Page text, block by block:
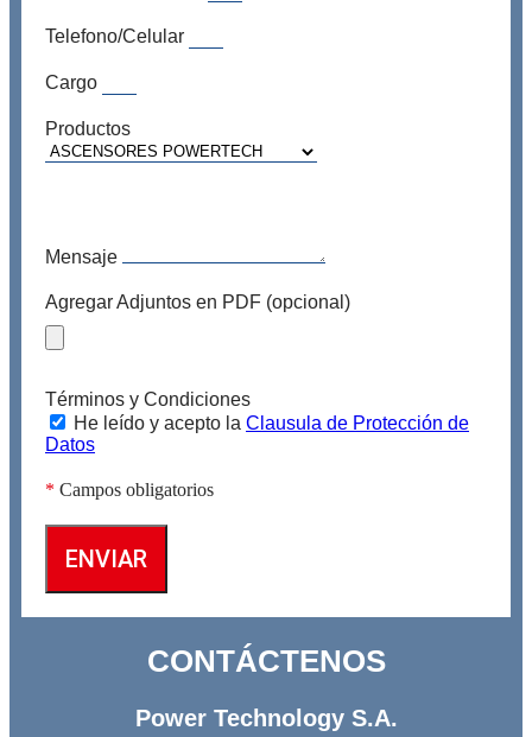
Telefono/Celular
Cargo
Productos
Mensaje
Agregar Adjuntos en PDF (opcional)
Términos y Condiciones
He leído y acepto la Clausula de Protección de
Datos
* Campos obligatorios
ENVIAR
CONTÁCTENOS
Power Technology S.A.